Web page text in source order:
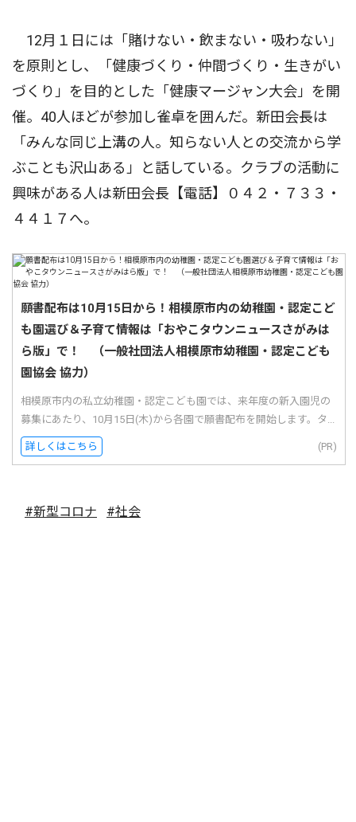
12月１日には「賭けない・飲まない・吸わない」
を原則とし、「健康づくり・仲間づくり・生きがい
づくり」を目的とした「健康マージャン大会」を開
催。40人ほどが参加し雀卓を囲んだ。新田会長は
「みんな同じ上溝の人。知らない人との交流から学
ぶことも沢山ある」と話している。クラブの活動に
興味がある人は新田会長【電話】０４２・７３３・
４４１７へ。
願書配布は10月15日から！相模原市内の幼稚園・認定こど
も園選び＆子育て情報は「おやこタウンニュースさがみは
ら版」で！ （一般社団法人相模原市幼稚園・認定こども
園協会 協力）
相模原市内の私立幼稚園・認定こども園では、来年度の新入園児の
募集にあたり、10月15日(木)から各園で願書配布を開始します。タ...
詳しくはこちら (PR)
#新型コロナ #社会